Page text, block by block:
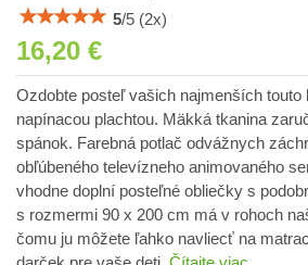
5/5 (2x)
16,20 €
Ozdobte posteľ vašich najmenších touto
napínacou plachtou. Mäkká tkanina
spánok. Farebná potlač odvážnych
obľúbeného televízneho animovaného
vhodne doplní posteľné obliečky s
s rozmermi 90 x 200 cm má v rohoch
čomu ju môžete ľahko navliecť na